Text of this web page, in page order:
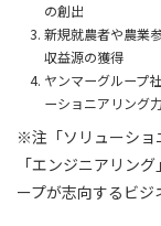
の創出
新規就農者や農業
収益源の獲得
ヤンマーグループ
ーショニアリング
※注「ソリューショ
「エンジニアリン
ープが志向するビジ